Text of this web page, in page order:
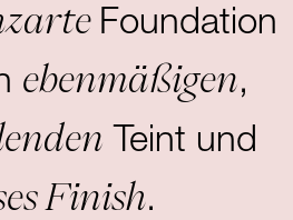
Foundation
ebenmäßigen,
Teint und
Finish.